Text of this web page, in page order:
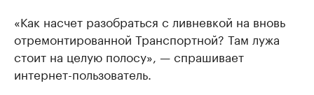
«Как насчет разобраться с ливневкой на вновь
отремонтированной Транспортной? Там лужа
стоит на целую полосу», — спрашивает
интернет-пользователь.